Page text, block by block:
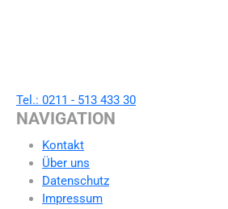
Tel.: 0211 - 513 433 30
NAVIGATION
Kontakt
Über uns
Datenschutz
Impressum